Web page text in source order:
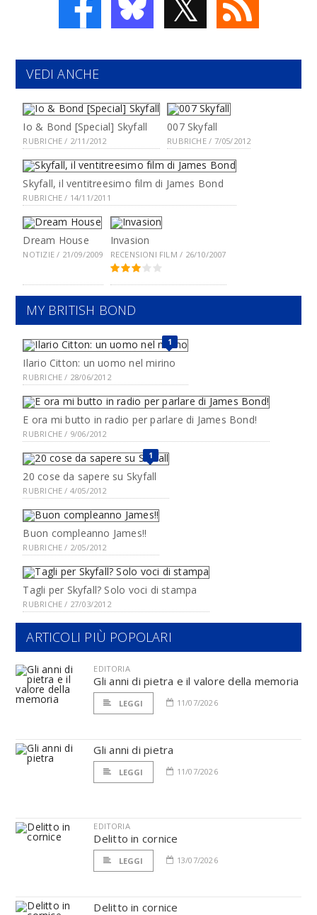
VEDI ANCHE
Io & Bond [Special] Skyfall
RUBRICHE / 2/11/2012
007 Skyfall
RUBRICHE / 7/05/2012
Skyfall, il ventitreesimo film di James Bond
RUBRICHE / 14/11/2011
Dream House
NOTIZIE / 21/09/2009
Invasion
RECENSIONI FILM / 26/10/2007
MY BRITISH BOND
1
Ilario Citton: un uomo nel mirino
RUBRICHE / 28/06/2012
E ora mi butto in radio per parlare di James Bond!
RUBRICHE / 9/06/2012
1
20 cose da sapere su Skyfall
RUBRICHE / 4/05/2012
Buon compleanno James!!
RUBRICHE / 2/05/2012
Tagli per Skyfall? Solo voci di stampa
RUBRICHE / 27/03/2012
ARTICOLI PIÙ POPOLARI
EDITORIA
Gli anni di pietra e il valore della memoria
LEGGI 11/07/2026
Gli anni di pietra
LEGGI 11/07/2026
EDITORIA
Delitto in cornice
LEGGI 13/07/2026
Delitto in cornice